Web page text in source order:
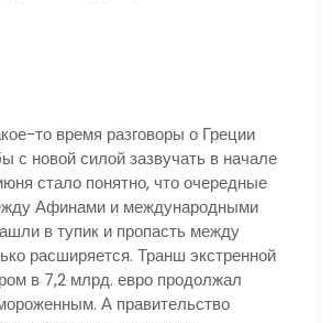
время разговоры о Греции
с новой силой зазвучать в начале
стало понятно, что очередные
Афинами и международными
в тупик и пропасть между
расширяется. Транш экстренной
в 7,2 млрд. евро продолжал
А правительство